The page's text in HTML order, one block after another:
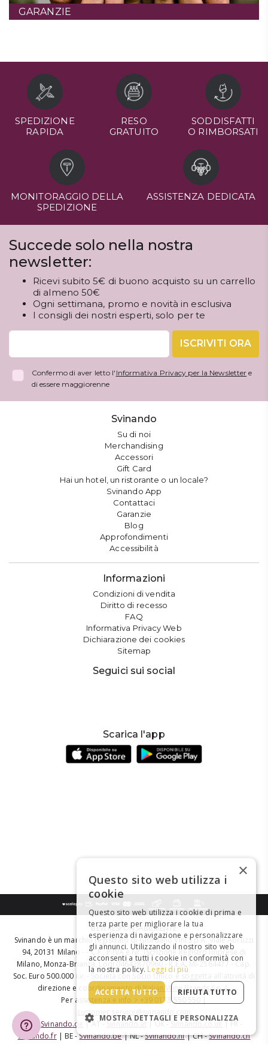
GARANZIE
SPEDIZIONE
RAPIDA
RESO
GRATUITO
SODDISFATTI
O RIMBORSATI
MONITORAGGIO DELLA
SPEDIZIONE
ASSISTENZA DEDICATA
Succede solo nella nostra
newsletter:
Ricevi subito 5€ di buono acquisto su un carrello
di almeno 50€
Ogni settimana, promo e novità in esclusiva
I consigli dei nostri esperti, solo per te
ISCRIVITI ORA
Confermo di aver letto l' Informativa Privacy per la Newsletter e
di essere maggiorenne
Svinando
Su di noi
Merchandising
Accessori
Gift Card
Hai un hotel, un ristorante o un locale?
Svinando App
Contattaci
Garanzie
Blog
Approfondimenti
Accessibilità
Informazioni
Condizioni di vendita
Diritto di recesso
FAQ
Informativa Privacy Web
Dichiarazione dei cookies
Sitemap
Seguici sui social
Scarica l'app
BEVI RESPONSABILMENTE
Svinando è un marchio registrato di Giordano Vini S.p.A. Viale Abruzzi
94, 20131 Milano - - C.F., P.IVA e Nr. Iscrizione Registro Imprese di
Milano, Monza-Brianza, Lodi 04642870960 - R.E.A. MI-2564477 - Cap.
Soc. Euro 500.000 i.v. - Società con Socio Unico e soggetta all'attività di
direzione e coordinamento diItalian Wine Brands S.p.A.
Per assistenza e info > +39 0173 550 550 |
customer.service@svinando.com
DE -Svinando.de | AT -Svinando.at | UK - Svinando.co.uk| FR -
Svinando.fr| BE -Svinando.be| NL -Svinando.nl| CH -Svinando.ch
×
Questo sito web utilizza i
cookie
Questo sito web utilizza i cookie di prima e
terza parte per migliorare la tua
esperienza di navigazione e personalizzare
gli annunci. Utilizzando il nostro sito web
acconsenti a tutti i cookie in conformità con
la nostra policy. Leggi di più
ACCETTA TUTTO RIFIUTA TUTTO
MOSTRA DETTAGLI E PERSONALIZZA
STRETTAMENTE NECESSARI